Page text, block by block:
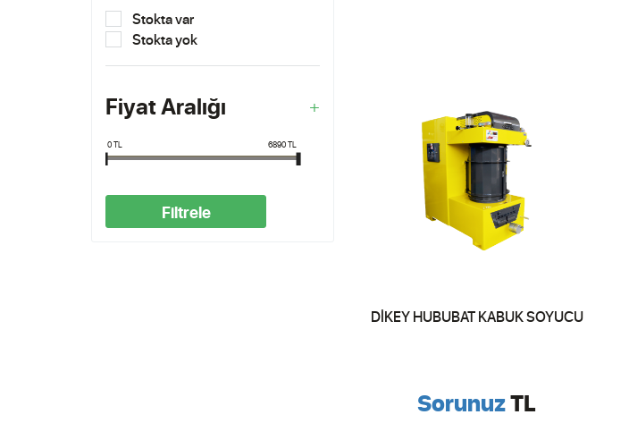
Stokta var
Stokta yok
Fiyat Aralığı
0TL 6890TL
Filtrele
DİKEY HUBUBAT KABUK SOYUCU
SorunuzTL